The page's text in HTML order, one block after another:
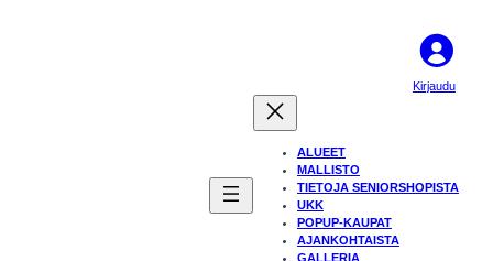
Kirjaudu
ALUEET
MALLISTO
TIETOJA SENIORSHOPISTA
UKK
POPUP-KAUPAT
AJANKOHTAISTA
GALLERIA